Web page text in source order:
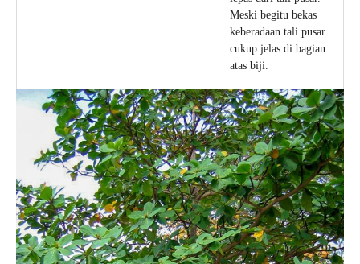
Meski begitu bekas
keberadaan tali pusar
cukup jelas di bagian
atas biji.